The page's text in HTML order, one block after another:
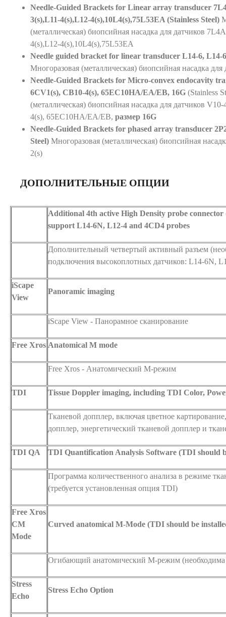
Needle-Guided Brackets for Linear array transducer
3(s),L11-4(s),L12-4(s),10L4(s),75L53EA (Stainless Steel)
(металлическая) биопсийная насадка для датчиков
4(s),L12-4(s),10L4(s),75L53EA
Needle guided bracket for linear transducer L14-6, L14-
Многоразовая (металлическая) биопсийная насадка
Needle-Guided Brackets for Micro-convex endocavity
6CV1(s), CB10-4(s), 65EC10HA/EA/EB, 16G (Stainless
(металлическая) биопсийная насадка для датчиков
4(s), 65EC10HA/EA/EB, размер 16G
Needle-Guided Brackets for phased array transducer
Steel) Многоразовая (металлическая) биопсийная
2(s)
ДОПОЛНИТЕЛЬНЫЕ ОПЦИИ
Additional 4th active High Density probe connector
support L14-6N, L12-4 and 4CD4 probes
Дополнительный четвертый активный разъем
подключения высокоплотных датчиков: L14-6N,
iScape
View
Panoramic imaging
iScape View - Панорамное сканирование
Free Xros Anatomical M mode
Free Xros - Анатомический М-режим
TDI Tissue Doppler imaging, including TDI Color,
Тканевой допплер, включая цветное
допплер, энергетический тканевой допплер и
TDI QA TDI Quantification Analysis Software (TDI should
Программа количественного анализа в режиме
(требуется установленная опция TDI)
Free Xros
CM
Mode
Curved anatomical M-Mode (TDI should be
Огибающий анатомический М-режим
Stress
Echo
Stress Echo Option